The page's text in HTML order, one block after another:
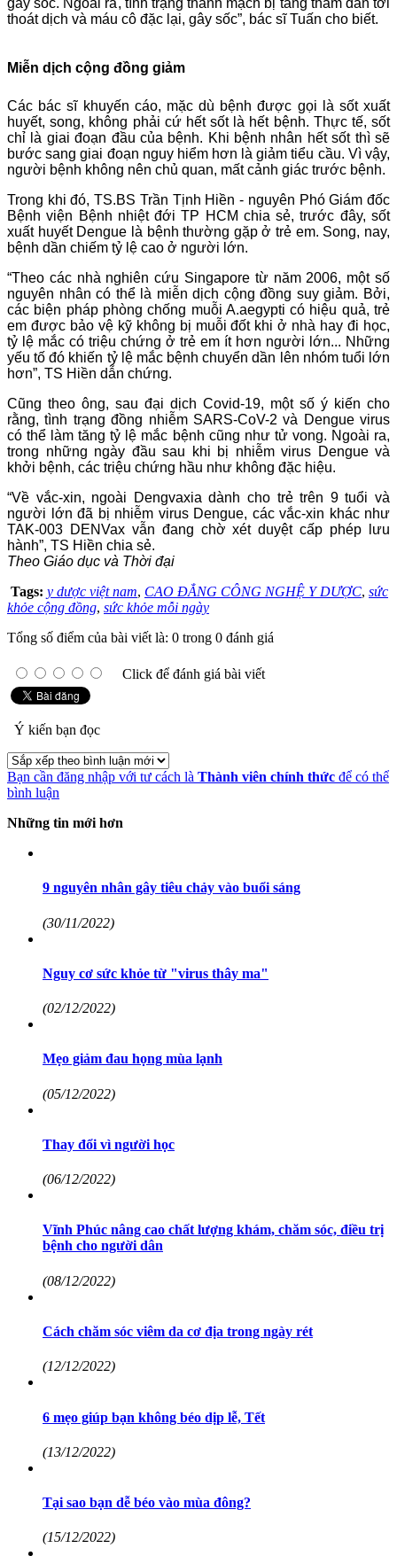
gây sốc. Ngoài ra, tình trạng thành mạch bị tăng thấm dẫn tới
thoát dịch và máu cô đặc lại, gây sốc”, bác sĩ Tuấn cho biết.
Miễn dịch cộng đồng giảm
Các bác sĩ khuyến cáo, mặc dù bệnh được gọi là sốt xuất
huyết, song, không phải cứ hết sốt là hết bệnh. Thực tế, sốt
chỉ là giai đoạn đầu của bệnh. Khi bệnh nhân hết sốt thì sẽ
bước sang giai đoạn nguy hiểm hơn là giảm tiểu cầu. Vì vậy,
người bệnh không nên chủ quan, mất cảnh giác trước bệnh.
Trong khi đó, TS.BS Trần Tịnh Hiền - nguyên Phó Giám đốc
Bệnh viện Bệnh nhiệt đới TP HCM chia sẻ, trước đây, sốt
xuất huyết Dengue là bệnh thường gặp ở trẻ em. Song, nay,
bệnh dần chiếm tỷ lệ cao ở người lớn.
“Theo các nhà nghiên cứu Singapore từ năm 2006, một số
nguyên nhân có thể là miễn dịch cộng đồng suy giảm. Bởi,
các biện pháp phòng chống muỗi A.aegypti có hiệu quả, trẻ
em được bảo vệ kỹ không bị muỗi đốt khi ở nhà hay đi học,
tỷ lệ mắc có triệu chứng ở trẻ em ít hơn người lớn... Những
yếu tố đó khiến tỷ lệ mắc bệnh chuyển dần lên nhóm tuổi lớn
hơn”, TS Hiền dẫn chứng.
Cũng theo ông, sau đại dịch Covid-19, một số ý kiến cho
rằng, tình trạng đồng nhiễm SARS-CoV-2 và Dengue virus
có thể làm tăng tỷ lệ mắc bệnh cũng như tử vong. Ngoài ra,
trong những ngày đầu sau khi bị nhiễm virus Dengue và
khởi bệnh, các triệu chứng hầu như không đặc hiệu.
“Về vắc-xin, ngoài Dengvaxia dành cho trẻ trên 9 tuổi và
người lớn đã bị nhiễm virus Dengue, các vắc-xin khác như
TAK-003 DENVax vẫn đang chờ xét duyệt cấp phép lưu
hành”, TS Hiền chia sẻ.
Theo Giáo dục và Thời đại
Tags: y dược việt nam, CAO ĐẲNG CÔNG NGHỆ Y DƯỢC, sức
khỏe cộng đồng, sức khỏe mỗi ngày
Tổng số điểm của bài viết là: 0 trong 0 đánh giá
Click để đánh giá bài viết
Ý kiến bạn đọc
Bạn cần đăng nhập với tư cách là Thành viên chính thức để có thể
bình luận
Những tin mới hơn
9 nguyên nhân gây tiêu chảy vào buổi sáng
(30/11/2022)
Nguy cơ sức khỏe từ "virus thây ma"
(02/12/2022)
Mẹo giảm đau họng mùa lạnh
(05/12/2022)
Thay đổi vì người học
(06/12/2022)
Vĩnh Phúc nâng cao chất lượng khám, chăm sóc, điều trị
bệnh cho người dân
(08/12/2022)
Cách chăm sóc viêm da cơ địa trong ngày rét
(12/12/2022)
6 mẹo giúp bạn không béo dịp lễ, Tết
(13/12/2022)
Tại sao bạn dễ béo vào mùa đông?
(15/12/2022)